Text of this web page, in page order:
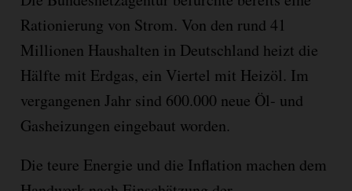
Rationierung von Strom. Von den rund 41
Millionen Haushalten in Deutschland heizt die
Hälfte mit Erdgas, ein Viertel mit Heizöl. Im
vergangenen Jahr sind 600.000 neue Öl- und
Gasheizungen eingebaut worden.
Die teure Energie und die Inflation machen dem